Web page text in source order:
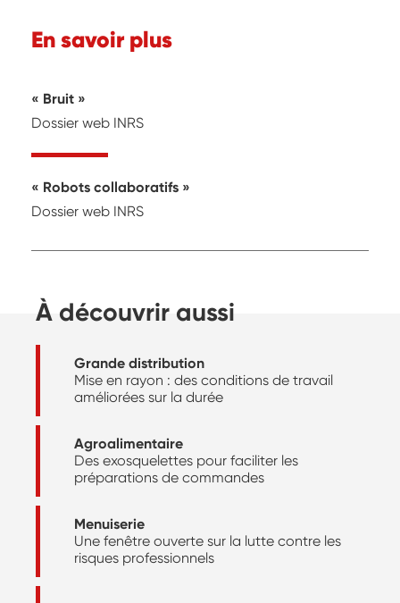
En savoir plus
« Bruit »
Dossier web INRS
« Robots collaboratifs »
Dossier web INRS
À découvrir aussi
Grande distribution
Mise en rayon : des conditions de travail
améliorées sur la durée
Agroalimentaire
Des exosquelettes pour faciliter les
préparations de commandes
Menuiserie
Une fenêtre ouverte sur la lutte contre les
risques professionnels